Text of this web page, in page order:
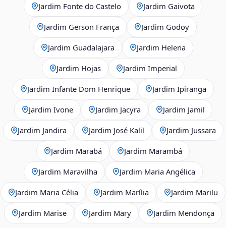
Jardim Fonte do Castelo Jardim Gaivota
Jardim Gerson França Jardim Godoy
Jardim Guadalajara Jardim Helena
Jardim Hojas Jardim Imperial
Jardim Infante Dom Henrique Jardim Ipiranga
Jardim Ivone Jardim Jacyra Jardim Jamil
Jardim Jandira Jardim José Kalil Jardim Jussara
Jardim Marabá Jardim Marambá
Jardim Maravilha Jardim Maria Angélica
Jardim Maria Célia Jardim Marília Jardim Marilu
Jardim Marise Jardim Mary Jardim Mendonça